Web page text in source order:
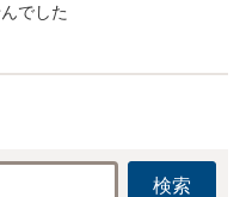
でした
検索